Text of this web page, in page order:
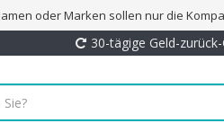
oder Marken sollen nur die
30-tägige Geld-